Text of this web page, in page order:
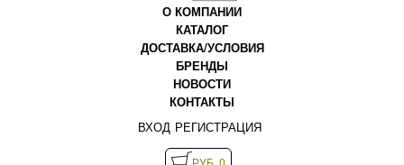
О КОМПАНИИ
КАТАЛОГ
ДОСТАВКА/УСЛОВИЯ
БРЕНДЫ
НОВОСТИ
КОНТАКТЫ
ВХОД РЕГИСТРАЦИЯ
РУБ. 0